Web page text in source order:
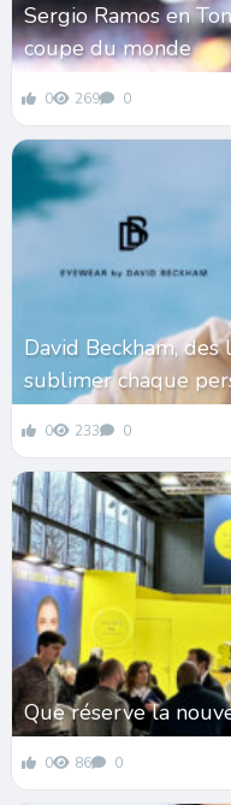
Sergio Ramos en
coupe du monde
0 269 0
David Beckham,
sublimer chaque
0 233 0
Que réserve la
0 86 0